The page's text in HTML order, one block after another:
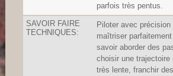
parfois très pentus.
SAVOIR FAIRE
TECHNIQUES:
Piloter avec précision
maîtriser
savoir aborder des
choisir une trajectoire
très lente, franchir